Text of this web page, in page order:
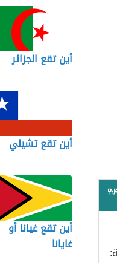
أين تقع الجزائر
أين تقع تشيلي
أين تقع غيانا أو
غايانا